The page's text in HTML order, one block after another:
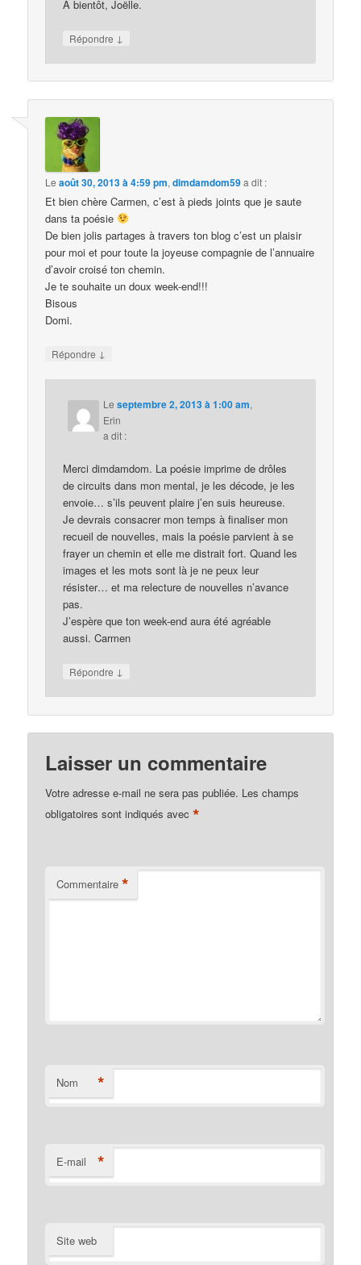
À bientôt, Joëlle.
Répondre ↓
Leaoût 30, 2013 à 4:59 pm,dimdamdom59a dit :
Et bien chère Carmen, c’est à pieds joints que je saute
dans ta poésie
De bien jolis partages à travers ton blog c’est un plaisir
pour moi et pour toute la joyeuse compagnie de l’annuaire
d’avoir croisé ton chemin.
Je te souhaite un doux week-end!!!
Bisous
Domi.
Répondre ↓
Leseptembre 2, 2013 à 1:00 am,
Erin
a dit :
Merci dimdamdom. La poésie imprime de drôles
de circuits dans mon mental, je les décode, je les
envoie… s’ils peuvent plaire j’en suis heureuse.
Je devrais consacrer mon temps à finaliser mon
recueil de nouvelles, mais la poésie parvient à se
frayer un chemin et elle me distrait fort. Quand les
images et les mots sont là je ne peux leur
résister… et ma relecture de nouvelles n’avance
pas.
J’espère que ton week-end aura été agréable
aussi. Carmen
Répondre ↓
Laisser un commentaire
Votre adresse e-mail ne sera pas publiée. Les champs
obligatoires sont indiqués avec*
Commentaire *
Nom *
E-mail *
Site web